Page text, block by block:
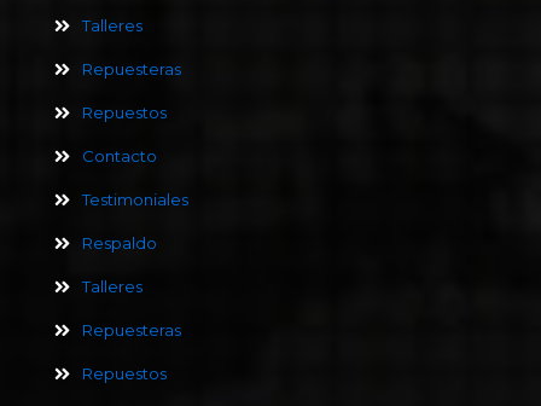
Talleres
Repuesteras
Repuestos
Contacto
Testimoniales
Respaldo
Talleres
Repuesteras
Repuestos